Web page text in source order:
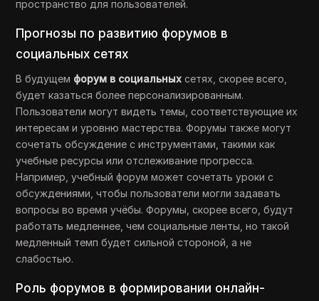
пространство для пользователей.
Прогнозы по развитию форумов в
социальных сетях
В будущем форум в социальных сетях, скорее всего,
будет казаться более персонализированным.
Пользователи могут видеть темы, соответствующие их
интересам и уровню мастерства. Форумы также могут
сочетать обсуждение с инструментами, такими как
учебные ресурсы или отслеживание прогресса.
Например, учебный форум может сочетать уроки с
обсуждениями, чтобы пользователи могли задавать
вопросы во время учёбы. Форумы, скорее всего, будут
работать медленнее, чем социальные ленты, но такой
медленный темп будет сильной стороной, а не
слабостью.
Роль форумов в формировании онлайн-